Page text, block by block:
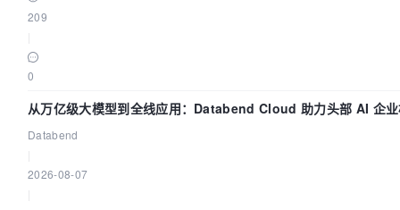
209
0
从万亿级大模型到全线应用：Databend Cloud 助力头部 AI 企
Trace 数据管道
Databend
2026-08-07